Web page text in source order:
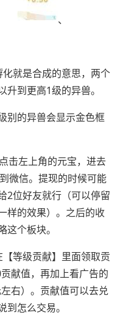
、
就是合成的意思，两个
到更高1级的异兽。
别的异兽会显示金色框
击左上角的元宝，进去
微信。提现的时候可能
2位好友就行（可以停留
样的效果）。之后的收
个板块。
等级贡献】里面领取贡
献值，再加上看广告的
右）。贡献值可以去兑
怎么交易。